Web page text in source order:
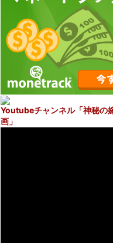
Youtubeチャンネル「神秘の
画」